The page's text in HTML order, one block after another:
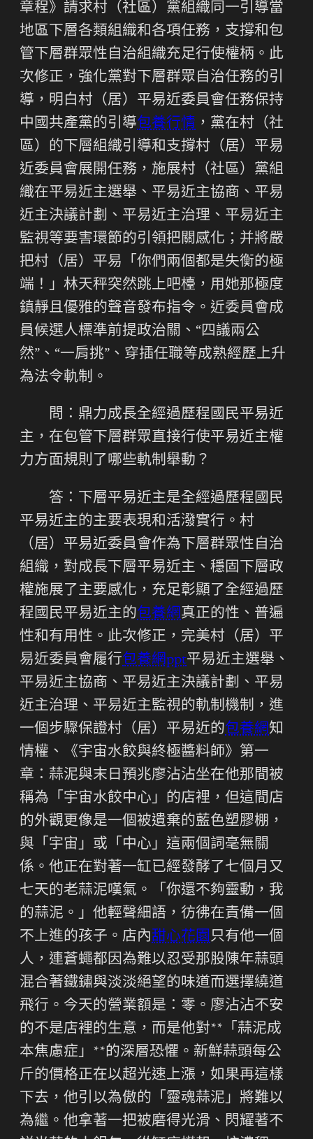
章程》請求村（社區）黨組織同一引導當
地區下層各類組織和各項任務，支撐和包
管下層群眾性自治組織充足行使權柄。此
次修正，強化黨對下層群眾自治任務的引
導，明白村（居）平易近委員會任務保持
中國共產黨的引導包養行情 ，黨在村（社
區）的下層組織引導和支撐村（居）平易
近委員會展開任務，施展村（社區）黨組
織在平易近主選舉、平易近主協商、平易
近主決議計劃、平易近主治理、平易近主
監視等要害環節的引領把關感化；并將嚴
把村（居）平易「你們兩個都是失衡的極
端！」林天秤突然跳上吧檯，用她那極度
鎮靜且優雅的聲音發布指令。近委員會成
員候選人標準前提政治關、“四議兩公
然”、“一肩挑”、穿插任職等成熟經歷上升
為法令軌制。
問：鼎力成長全經過歷程國民平易近
主，在包管下層群眾直接行使平易近主權
力方面規則了哪些軌制舉動？
答：下層平易近主是全經過歷程國民
平易近主的主要表現和活潑實行。村
（居）平易近委員會作為下層群眾性自治
組織，對成長下層平易近主、穩固下層政
權施展了主要感化，充足彰顯了全經過歷
程國民平易近主的包養網真正的性、普遍
性和有用性。此次修正，完美村（居）平
易近委員會履行包養網ppt平易近主選舉、
平易近主協商、平易近主決議計劃、平易
近主治理、平易近主監視的軌制機制，進
一個步驟保證村（居）平易近的包養網知
情權、《宇宙水餃與終極醬料師》第一
章：蒜泥與末日預兆廖沾沾坐在他那間被
稱為「宇宙水餃中心」的店裡，但這間店
的外觀更像是一個被遺棄的藍色塑膠棚，
與「宇宙」或「中心」這兩個詞毫無關
係。他正在對著一缸已經發酵了七個月又
七天的老蒜泥嘆氣。「你還不夠靈動，我
的蒜泥。」他輕聲細語，彷彿在責備一個
不上進的孩子。店內甜心花園只有他一個
人，連蒼蠅都因為難以忍受那股陳年蒜頭
混合著鐵鏽與淡淡絕望的味道而選擇繞道
飛行。今天的營業額是：零。廖沾沾不安
的不是店裡的生意，而是他對**「蒜泥成
本焦慮症」**的深層恐懼。新鮮蒜頭每公
斤的價格正在以超光速上漲，如果再這樣
下去，他引以為傲的「靈魂蒜泥」將難以
為繼。他拿著一把被磨得光滑、閃耀著不